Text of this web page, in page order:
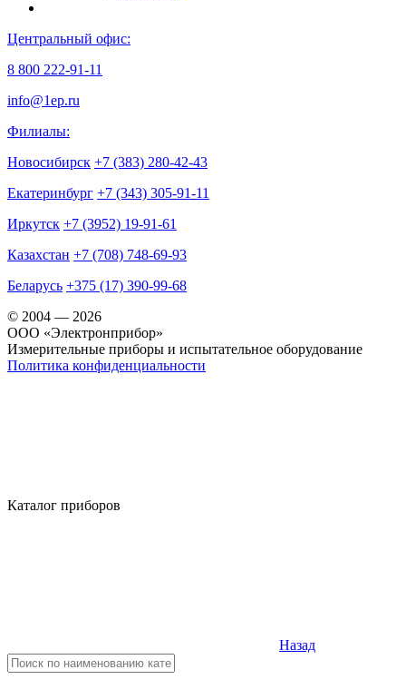
Центральный офис:
8 800 222-91-11
info@1ep.ru
Филиалы:
Новосибирск +7 (383) 280-42-43
Екатеринбург +7 (343) 305-91-11
Иркутск +7 (3952) 19-91-61
Казахстан +7 (708) 748-69-93
Беларусь +375 (17) 390-99-68
© 2004 — 2026
OOO «Электронприбор»
Измерительные приборы и испытательное оборудование
Политика конфиденциальности
Каталог приборов
Назад